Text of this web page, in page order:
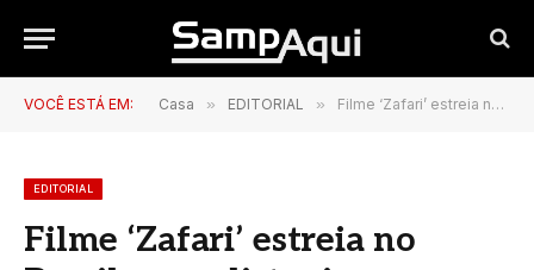
VOCÊ ESTÁ EM: Casa » EDITORIAL » Filme ‘Zafari’ estreia no Brasil e usa distopia para retratar crise na Venezuela
EDITORIAL
Filme ‘Zafari’ estreia no